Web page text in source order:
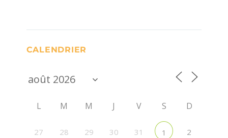
CALENDRIER
L M M J V S D
27 28 29 30 31 1 2